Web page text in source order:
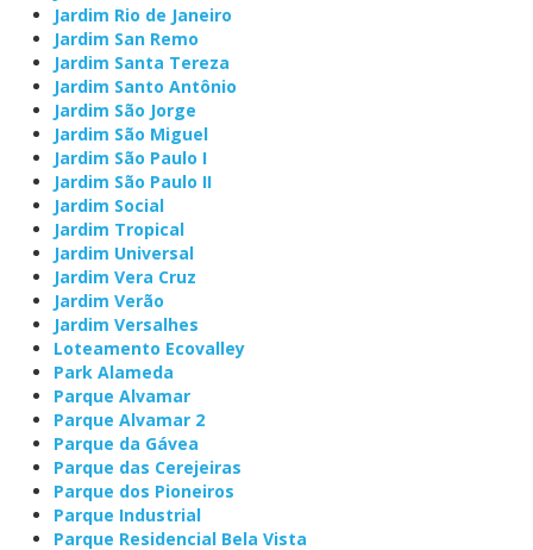
Jardim Rio de Janeiro
Jardim San Remo
Jardim Santa Tereza
Jardim Santo Antônio
Jardim São Jorge
Jardim São Miguel
Jardim São Paulo I
Jardim São Paulo II
Jardim Social
Jardim Tropical
Jardim Universal
Jardim Vera Cruz
Jardim Verão
Jardim Versalhes
Loteamento Ecovalley
Park Alameda
Parque Alvamar
Parque Alvamar 2
Parque da Gávea
Parque das Cerejeiras
Parque dos Pioneiros
Parque Industrial
Parque Residencial Bela Vista